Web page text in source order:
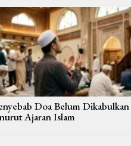
Doa Belum Dikabulkan
Ajaran Islam